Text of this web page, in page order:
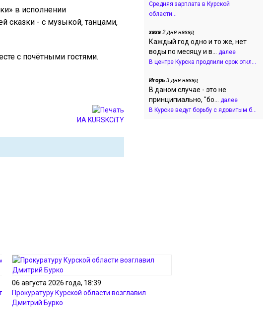
в исполнении
сказки - с музыкой, танцами,
с почётными гостями.
ИА KURSKCiTY
военного
06 августа 2026 года, 18:39
Прокуратуру Курской области возглавил
Дмитрий Бурко
Средняя зарплата в Курской
области...
хаха 2 дня назад
Каждый год одно и то же, нет
воды по месяцу и в... далее
В центре Курска продлили срок откл...
Игорь 3 дня назад
В даном случае - это не
принципиально, "бо... далее
В Курске ведут борьбу с ядовитым б...